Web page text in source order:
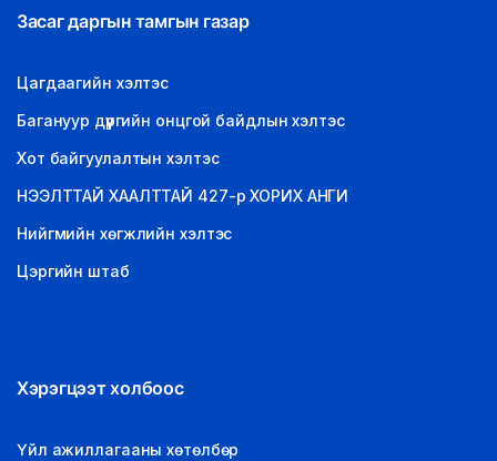
Засаг даргын тамгын газар
Цагдаагийн хэлтэс
Багануур дүүргийн онцгой байдлын хэлтэс
Хот байгуулалтын хэлтэс
НЭЭЛТТАЙ ХААЛТТАЙ 427-р ХОРИХ АНГИ
Нийгмийн хөгжлийн хэлтэс
Цэргийн штаб
Хэрэгцээт холбоос
Үйл ажиллагааны хөтөлбөр